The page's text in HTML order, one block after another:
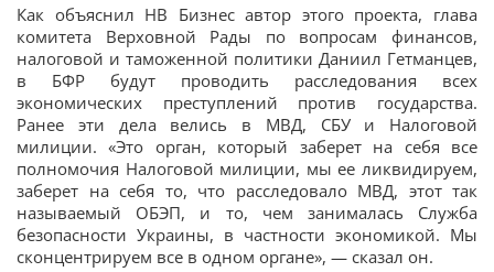
Как объяснил НВ Бизнес автор этого проекта, глава
комитета Верховной Рады по вопросам финансов,
налоговой и таможенной политики Даниил Гетманцев,
в БФР будут проводить расследования всех
экономических преступлений против государства.
Ранее эти дела велись в МВД, СБУ и Налоговой
милиции. «Это орган, который заберет на себя все
полномочия Налоговой милиции, мы ее ликвидируем,
заберет на себя то, что расследовало МВД, этот так
называемый ОБЭП, и то, чем занималась Служба
безопасности Украины, в частности экономикой. Мы
сконцентрируем все в одном органе», — сказал он.